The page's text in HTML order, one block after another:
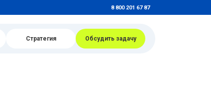
8 800 201 67 87
Стратегия Обсудить задачу